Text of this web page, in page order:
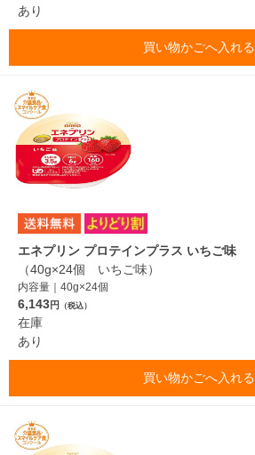
あり
買い物かごへ入れる
エネプリン プロテインプラス いちご味
（40g×24個 いちご味）
内容量｜40g×24個
6,143円 （税込）
在庫
あり
買い物かごへ入れる